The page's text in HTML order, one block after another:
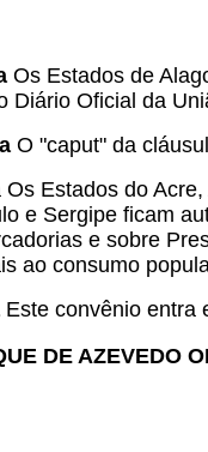
Os Estados de
Diário Oficial da
O "caput" da
Estados do
e Sergipe ficam
e sobre
ao consumo
Este convênio entra
DE AZEVEDO